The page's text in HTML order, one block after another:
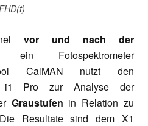
vor und nach der
Fotospektrometer
CalMAN nutzt den
i1 Pro zur Analyse der
Graustufen in Relation zu
Resultate sind dem X1